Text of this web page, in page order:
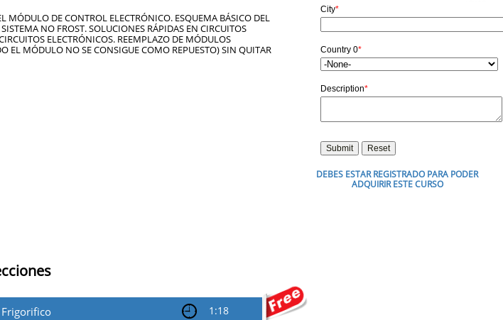
DEBES ESTAR REGISTRADO PARA PODER
ADQUIRIR ESTE CURSO
MÓDULO DE CONTROL ELECTRÓNICO. ESQUEMA BÁSICO DEL
NO FROST. SOLUCIONES RÁPIDAS EN CIRCUITOS
ELECTRÓNICOS. REEMPLAZO DE MÓDULOS
EL MÓDULO NO SE CONSIGUE COMO REPUESTO) SIN QUITAR
 1:18